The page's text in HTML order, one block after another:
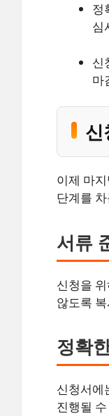
정
심
신
마
신
이제 마
단계를
서류
신청을
않도록
정확
신청서에
진행될